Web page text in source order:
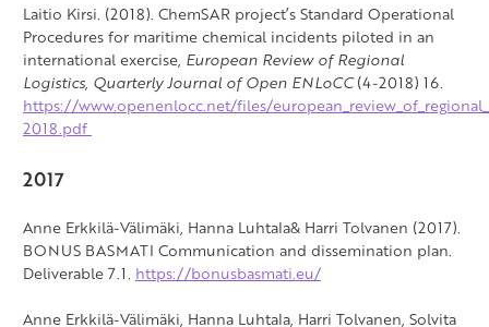
Laitio Kirsi. (2018). ChemSAR project’s Standard Operational
Procedures for maritime chemical incidents piloted in an
international exercise, European Review of Regional
Logistics, Quarterly Journal of Open ENLoCC(4-2018) 16.
https://www.openenlocc.net/files/
2018.pdf
2017
Anne Erkkilä-Välimäki, Hanna Luhtala& Harri Tolvanen (2017).
BONUS BASMATI Communication and dissemination plan.
Deliverable 7.1. https://bonusbasmati.eu/
Anne Erkkilä-Välimäki, Hanna Luhtala, Harri Tolvanen, Solvita